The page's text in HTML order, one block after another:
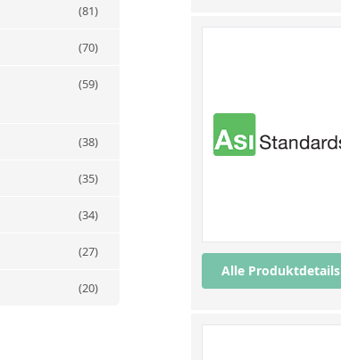
(81)
(70)
(59)
(38)
(35)
(34)
(27)
(20)
Alle Produktdetails